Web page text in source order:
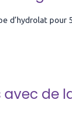
d’hydrolat pour
de